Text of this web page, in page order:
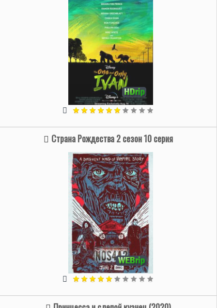
Страна Рождества 2 сезон 10 серия